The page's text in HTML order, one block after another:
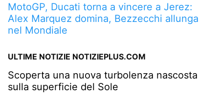
MotoGP, Ducati torna a vincere a Jerez:
Alex Marquez domina, Bezzecchi allunga
nel Mondiale
ULTIME NOTIZIE NOTIZIEPLUS.COM
Scoperta una nuova turbolenza nascosta
sulla superficie del Sole